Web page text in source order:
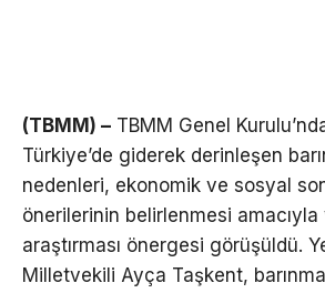
(TBMM) – TBMM Genel
Türkiye’de giderek derinleşen
nedenleri, ekonomik ve sosyal
önerilerinin belirlenmesi
araştırması önergesi görüşüldü.
Milletvekili Ayça Taşkent,